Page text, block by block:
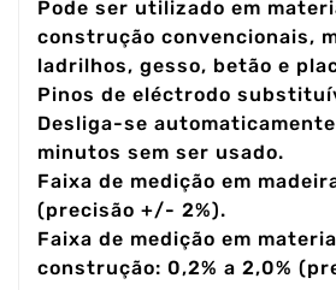
Pode ser utilizado em
construção convencionais,
ladrilhos, gesso, betão e
Pinos de eléctrodo
Desliga-se
minutos sem ser usado.
Faixa de medição em
(precisão +/- 2%).
Faixa de medição em
construção: 0,2% a 2,0%